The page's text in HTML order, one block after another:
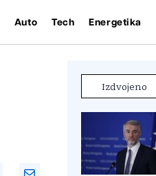
Auto Tech Energetika
Izdvojeno